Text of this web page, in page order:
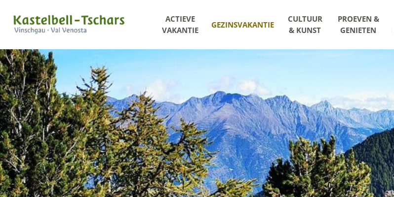
ACTIEVE
VAKANTIE
GEZINSVAKANTIE
CULTUUR
& KUNST
PROEVEN &
GENIETEN